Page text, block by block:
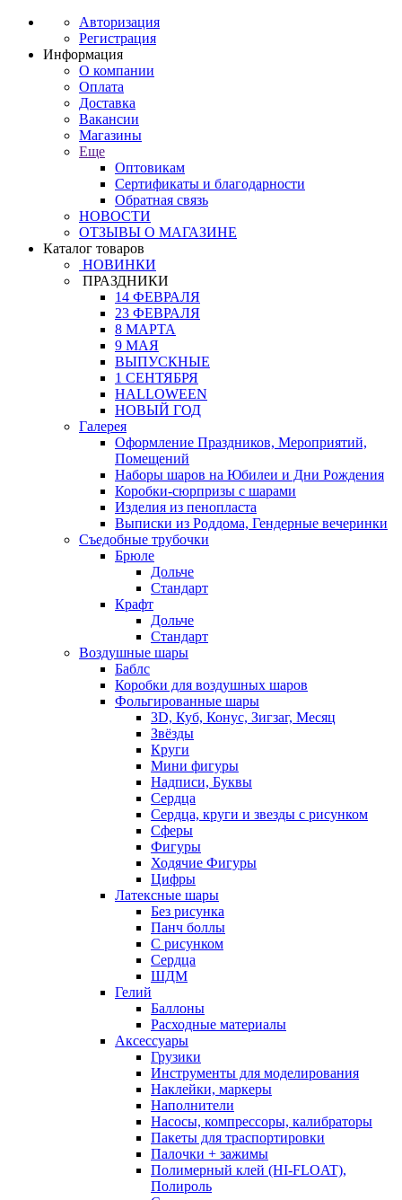
Авторизация
Регистрация
Информация
О компании
Оплата
Доставка
Вакансии
Магазины
Еще
Оптовикам
Сертификаты и благодарности
Обратная связь
НОВОСТИ
ОТЗЫВЫ О МАГАЗИНЕ
Каталог товаров
НОВИНКИ
ПРАЗДНИКИ
14 ФЕВРАЛЯ
23 ФЕВРАЛЯ
8 МАРТА
9 МАЯ
ВЫПУСКНЫЕ
1 СЕНТЯБРЯ
HALLOWEEN
НОВЫЙ ГОД
Галерея
Оформление Праздников, Мероприятий,
Помещений
Наборы шаров на Юбилеи и Дни Рождения
Коробки-сюрпризы с шарами
Изделия из пенопласта
Выписки из Роддома, Гендерные вечеринки
Съедобные трубочки
Брюле
Дольче
Стандарт
Крафт
Дольче
Стандарт
Воздушные шары
Баблс
Коробки для воздушных шаров
Фольгированные шары
3D, Куб, Конус, Зигзаг, Месяц
Звёзды
Круги
Мини фигуры
Надписи, Буквы
Сердца
Сердца, круги и звезды с рисунком
Сферы
Фигуры
Ходячие Фигуры
Цифры
Латексные шары
Без рисунка
Панч боллы
С рисунком
Сердца
ШДМ
Гелий
Баллоны
Расходные материалы
Аксессуары
Грузики
Инструменты для моделирования
Наклейки, маркеры
Наполнители
Насосы, компрессоры, калибраторы
Пакеты для траспортировки
Палочки + зажимы
Полимерный клей (HI-FLOAT),
Полироль